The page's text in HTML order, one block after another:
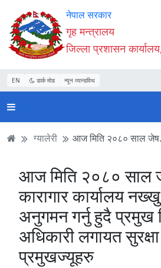
Accessibility
Mode
सुरु
गर्नुहोस्
सामाग्री
पढ्नुहाेस्
नेभिगेसन
पढ्नुहाेस्
वेबसाइट
खोजमा
जानुहोस्
नेपाल सरकार
गृह मन्त्रालय
जिल्ला प्रशासन
EN डार्क मोड न्यून व्यान्डविथ
ग्यालेरी आज मिति २०८० साल
आज मिति २०८० साल
कारागार कार्यालय
अनुगमन गर्नु हुदै प्रमुख
अधिकारी लगायत
प्रमुखज्यूहरु